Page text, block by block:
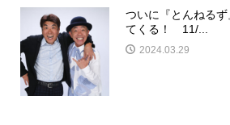
ついに『とんねる
てくる！ 11/...
2024.03.29